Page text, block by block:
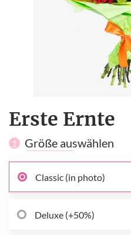
Erste Ernte
1 Größe auswählen
Classic (in photo)
Deluxe (+50%)